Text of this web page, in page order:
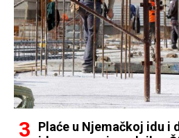
Plaće u Njemačkoj idu i